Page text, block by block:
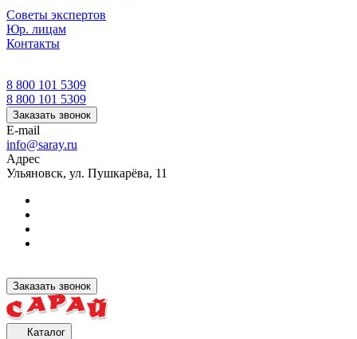
Советы экспертов
Юр. лицам
Контакты
8 800 101 5309
8 800 101 5309
Заказать звонок
E-mail
info@saray.ru
Адрес
Ульяновск, ул. Пушкарёва, 11
Заказать звонок
Каталог